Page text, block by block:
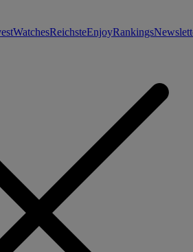
WatchesReichsteEnjoyRankings